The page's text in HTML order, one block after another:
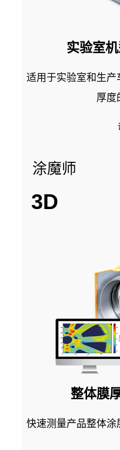
实验室
适用于实验室和生
厚度
涂魔师
3D
整体膜
快速测量产品整体